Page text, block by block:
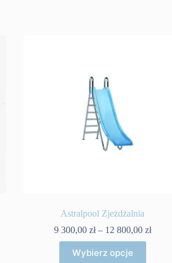
Astralpool Zjeżdżalnia
9 300,00 zł – 12 800,00 złZakres
Wybierz opcje
produkt